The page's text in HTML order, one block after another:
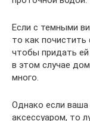
Если с темными
то как почистить
чтобы придать
в этом случае
много.
Однако если
аксессуаром, то